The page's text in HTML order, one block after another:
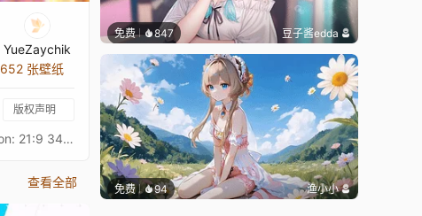
YueZaychik
652 张壁纸
版权声明
21:9 Princess Connect! Re: Dive Character Live Wallpaperプリンセスコネクトリダイブ超异域公主连结！Re: DiveResolution: 21:9 3440*1440Overall Bit Rate: ≈40Mb/s ± 3Mb/s3★可露露3★クルル - KururuAfter Waifu2x upscaling + FFmpeg frame processing16:9 3584 x 2016 Resolution：https://steamcommunity.com/sharedfiles/filedetails/?id=3268976589Princess Connect! Re: Dive 16:9 Collections：https://steamcommunity.com/sharedfiles/filedetails/?id=2134024999Princess Connect! Re: Dive 21:9 Collections：https://steamcommunity.com/sharedfiles/filedetails/?id=2137377323
查看全部
免费 847 豆子酱edda
免费 94 渔小小